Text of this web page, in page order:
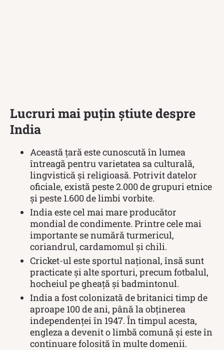
Lucruri mai puțin știute despre
India
Această țară este cunoscută în lumea
întreagă pentru varietatea sa culturală,
lingvistică și religioasă. Potrivit datelor
oficiale, există peste 2.000 de grupuri etnice
și peste 1.600 de limbi vorbite.
India este cel mai mare producător
mondial de condimente. Printre cele mai
importante se numără turmericul,
coriandrul, cardamomul și chili.
Cricket-ul este sportul național, însă sunt
practicate și alte sporturi, precum fotbalul,
hocheiul pe gheață și badmintonul.
India a fost colonizată de britanici timp de
aproape 100 de ani, până la obținerea
independenței în 1947. În timpul acesta,
engleza a devenit o limbă comună și este în
continuare folosită în multe domenii.